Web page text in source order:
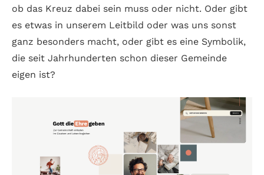
ob das Kreuz dabei sein muss oder nicht. Oder gibt
es etwas in unserem Leitbild oder was uns sonst
ganz besonders macht, oder gibt es eine Symbolik,
die seit Jahrhunderten schon dieser Gemeinde
eigen ist?